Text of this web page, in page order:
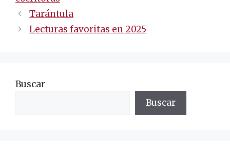
Navegación
de
Tarántula
Lecturas favoritas en 2025
Buscar
Buscar